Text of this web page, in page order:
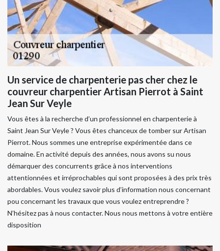
Un service de charpenterie pas cher chez le
couvreur charpentier Artisan Pierrot à Saint
Jean Sur Veyle
Vous êtes à la recherche d’un professionnel en charpenterie à
Saint Jean Sur Veyle ? Vous êtes chanceux de tomber sur Artisan
Pierrot. Nous sommes une entreprise expérimentée dans ce
domaine. En activité depuis des années, nous avons su nous
démarquer des concurrents grâce à nos interventions
attentionnées et irréprochables qui sont proposées à des prix très
abordables. Vous voulez savoir plus d’information nous concernant
pou concernant les travaux que vous voulez entreprendre ?
N’hésitez pas à nous contacter. Nous nous mettons à votre entière
disposition